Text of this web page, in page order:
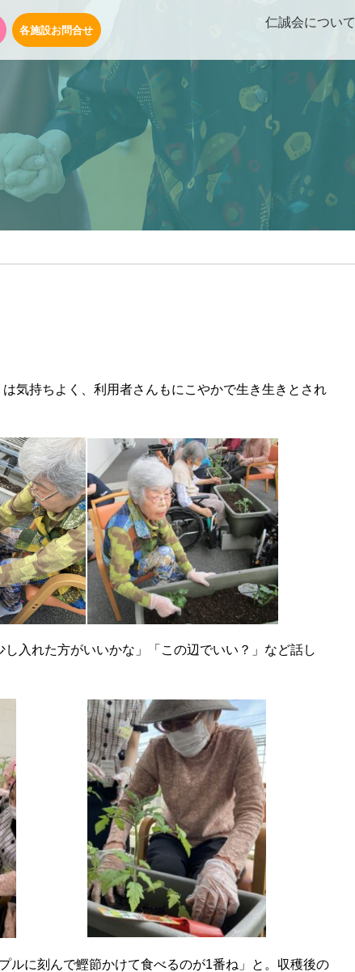
各施設お問合せ
仁誠会について
気持ちよく、利用者さんもにこやかで生き生きとされ
入れた方がいいかな」「この辺でいい？」など話し
ルに刻んで鰹節かけて食べるのが1番ね」と。収穫後の